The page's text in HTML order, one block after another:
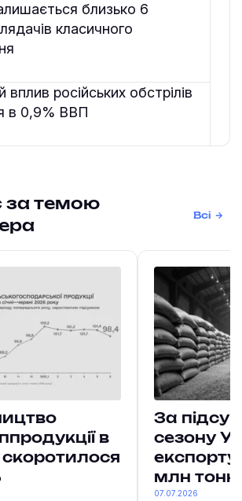
близько 6
класичного
вплив російських обстрілів
в 0,9% ВВП
за темою
Всі
в
скоротилося
За
сезону
млн тонн
07.07.2026